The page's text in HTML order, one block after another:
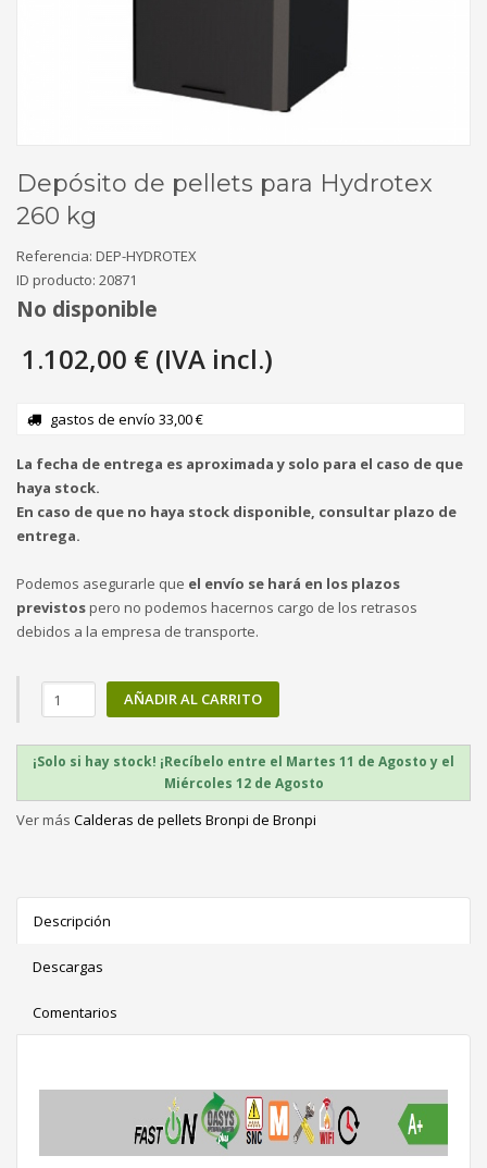
Depósito de pellets para Hydrotex
260 kg
Referencia: DEP-HYDROTEX
ID producto: 20871
No disponible
1.102,00 € (IVA incl.)
gastos de envío 33,00 €
La fecha de entrega es aproximada y solo para el caso de que
haya stock.
En caso de que no haya stock disponible, consultar plazo de
entrega.
Podemos asegurarle que el envío se hará en los plazos
previstospero no podemos hacernos cargo de los retrasos
debidos a la empresa de transporte.
AÑADIR AL CARRITO
¡Solo si hay stock! ¡Recíbelo entre el Martes 11 de Agosto y el
Miércoles 12 de Agosto
Ver más Calderas de pellets Bronpi de Bronpi
Descripción
Descargas
Comentarios